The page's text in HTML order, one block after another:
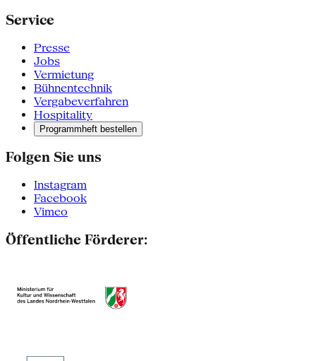
Service
Presse
Jobs
Vermietung
Bühnentechnik
Vergabeverfahren
Hospitality
Programmheft bestellen
Folgen Sie uns
Instagram
Facebook
Vimeo
Öffentliche Förderer: